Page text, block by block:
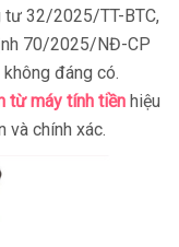
tư 32/2025/TT-BTC,
70/2025/NĐ-CP
đáng có.
từ máy tính tiền hiệu
và chính xác.